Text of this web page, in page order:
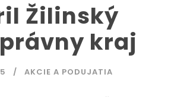
Žilinský
kraj
AKCIE A PODUJATIA